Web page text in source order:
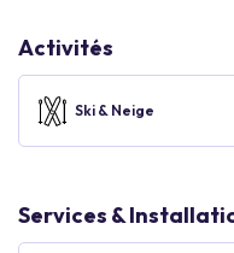
Activités
Ski & Neige
Services &